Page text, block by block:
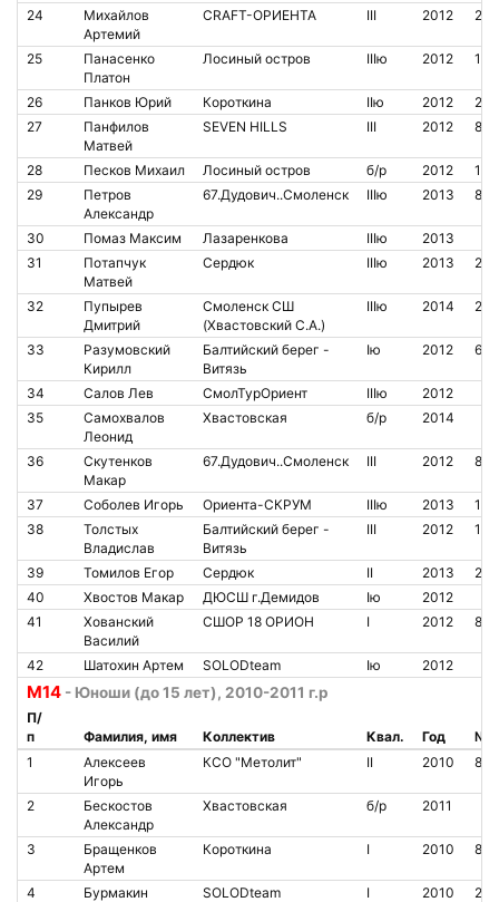
24
Михайлов
Артемий
CRAFT-ОРИЕНТА III 2012
25
Панасенко
Платон
Лосиный остров IIIю 2012
26 Панков Юрий Короткина IIю 2012
27
Панфилов
Матвей
SEVEN HILLS III 2012
28 Песков Михаил Лосиный остров б/р 2012
29
Петров
Александр
67.Дудович..Смоленск IIIю 2013
30 Помаз Максим Лазаренкова IIIю
2013
31
Потапчук
Матвей
Сердюк IIIю 2013
32
Пупырев
Дмитрий
Смоленск СШ
(Хвастовский С.А.)
IIIю 2014
33
Разумовский
Кирилл
Балтийский берег -
Витязь
Iю 2012
34 Салов Лев СмолТурОриент IIIю
2012
35
Самохвалов
Леонид
Хвастовская б/р 2014
36
Скутенков
Макар
67.Дудович..Смоленск III 2012
37 Соболев Игорь Ориента-СКРУМ IIIю 2013
38
Толстых
Владислав
Балтийский берег -
Витязь
III 2012
39 Томилов Егор Сердюк II 2013
40
Хвостов Макар ДЮСШ г.Демидов Iю
2012
41
Хованский
Василий
СШОР 18 ОРИОН I 2012
42 Шатохин Артем SOLODteam Iю 2012
М14 - Юноши (до 15 лет), 2010-2011 г.р
П/
п
Фамилия, имя Коллектив Квал. Год
№
1
Алексеев
Игорь
КСО "Метолит" II 2010
2
Бескостов
Александр
Хвастовская б/р 2011
3
Бращенков
Артем
Короткина I 2010
4
Бурмакин
SOLODteam I 2010